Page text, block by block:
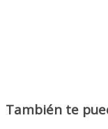
También te